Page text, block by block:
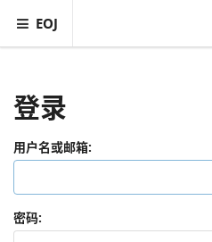
EOJ
登录
用户名或邮箱:
密码: